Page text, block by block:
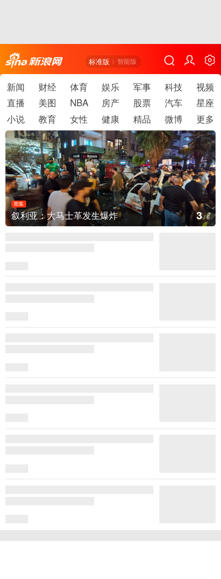
标准版 智能版
新闻 财经 体育 娱乐 军事 科技
视频
直播
美图 NBA 房产 股票 汽车
星座
小说
教育 女性 健康 精品 微博 更多
发生爆炸
图集
云南弥勒：欢庆
4/6